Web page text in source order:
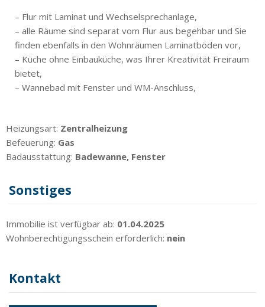
– Flur mit Laminat und Wechselsprechanlage,
– alle Räume sind separat vom Flur aus begehbar und Sie
finden ebenfalls in den Wohnräumen Laminatböden vor,
– Küche ohne Einbauküche, was Ihrer Kreativität Freiraum
bietet,
– Wannebad mit Fenster und WM-Anschluss,
Heizungsart: Zentralheizung
Befeuerung: Gas
Badausstattung: Badewanne, Fenster
Sonstiges
Immobilie ist verfügbar ab: 01.04.2025
Wohnberechtigungsschein erforderlich: nein
Kontakt